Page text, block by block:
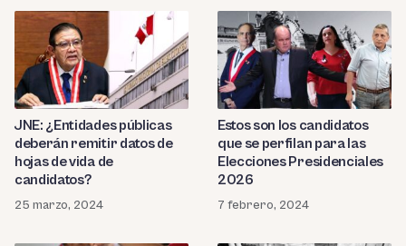
JNE: ¿Entidades públicas
deberán remitir datos de
hojas de vida de
candidatos?
25 marzo, 2024
Estos son los candidatos
que se perfilan para las
Elecciones Presidenciales
2026
7 febrero, 2024